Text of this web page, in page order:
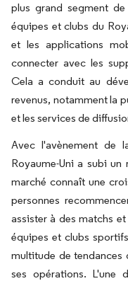
plus grand segment
équipes et clubs du
et les applications
connecter avec les
Cela a conduit au
revenus, notamment la
et les services de
Avec l'avènement de
Royaume-Uni a subi
marché connaît une
personnes
assister à des matchs
équipes et clubs
multitude de tendances
ses opérations. L'une